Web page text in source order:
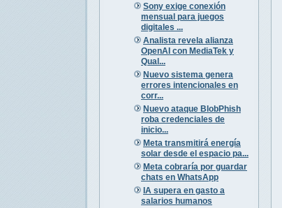
Sony exige conexión
mensual para juegos
digitales ...
Analista revela alianza
OpenAI con MediaTek y
Qual...
Nuevo sistema genera
errores intencionales en
corr...
Nuevo ataque BlobPhish
roba credenciales de
inicio...
Meta transmitirá energía
solar desde el espacio pa...
Meta cobraría por guardar
chats en WhatsApp
IA supera en gasto a
salarios humanos